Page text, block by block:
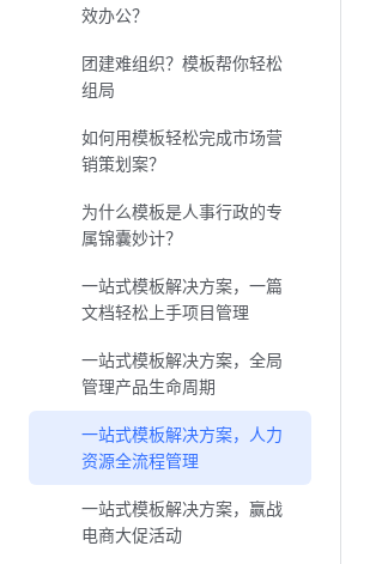
效办公？
团建难组织？模板帮你轻松
组局
如何用模板轻松完成市场营
销策划案？
为什么模板是人事行政的专
属锦囊妙计？
一站式模板解决方案，一篇
文档轻松上手项目管理
一站式模板解决方案，全局
管理产品生命周期
一站式模板解决方案，人力
资源全流程管理
一站式模板解决方案，赢战
电商大促活动